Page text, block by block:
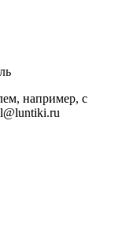
например, с